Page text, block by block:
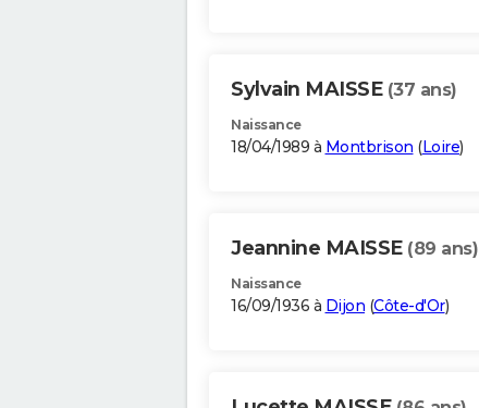
Sylvain MAISSE (37 ans)
Naissance
18/04/1989 à Montbrison (Loire)
Jeannine MAISSE (89 ans)
Naissance
16/09/1936 à Dijon (Côte-d'Or)